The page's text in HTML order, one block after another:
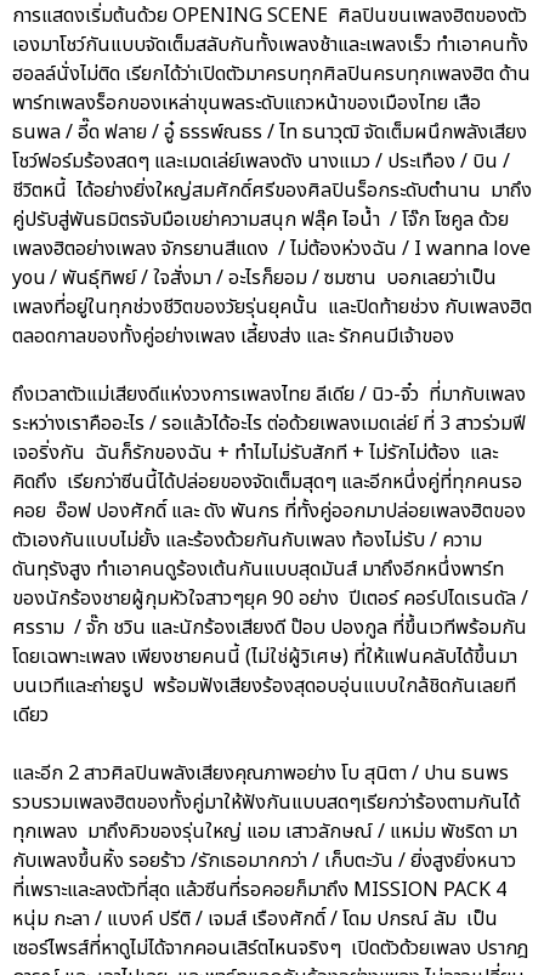
การแสดงเริ่มต้นด้วย OPENING SCENE ศิลปินขนเพลงฮิตของตัว
เองมาโชว์กันแบบจัดเต็มสลับกันทั้งเพลงช้าและเพลงเร็ว ทำเอาคนทั้ง
ฮอลล์นั่งไม่ติด เรียกได้ว่าเปิดตัวมาครบทุกศิลปินครบทุกเพลงฮิต ด้าน
พาร์ทเพลงร็อกของเหล่าขุนพลระดับแถวหน้าของเมืองไทย เสือ
ธนพล / อี๊ด ฟลาย / อู๋ ธรรพ์ณธร / ไท ธนาวุฒิ จัดเต็มผนึกพลังเสียง
โชว์ฟอร์มร้องสดๆ และเมดเล่ย์เพลงดัง นางแมว / ประเทือง / บิน /
ชีวิตหนี้ ได้อย่างยิ่งใหญ่สมศักดิ์ศรีของศิลปินร็อกระดับตำนาน มาถึง
คู่ปรับสู่พันธมิตรจับมือเขย่าความสนุก ฟลุ๊ค ไอน้ำ / โจ๊ก โซคูล ด้วย
เพลงฮิตอย่างเพลง จักรยานสีแดง / ไม่ต้องห่วงฉัน / I wanna love
you / พันธุ์ทิพย์ / ใจสั่งมา / อะไรก็ยอม / ซมซาน บอกเลยว่าเป็น
เพลงที่อยู่ในทุกช่วงชีวิตของวัยรุ่นยุคนั้น และปิดท้ายช่วง กับเพลงฮิต
ตลอดกาลของทั้งคู่อย่างเพลง เลี้ยงส่ง และ รักคนมีเจ้าของ
ถึงเวลาตัวแม่เสียงดีแห่งวงการเพลงไทย ลีเดีย / นิว-จิ๋ว ที่มากับเพลง
ระหว่างเราคืออะไร / รอแล้วได้อะไร ต่อด้วยเพลงเมดเล่ย์ ที่ 3 สาวร่วมฟี
เจอริ่งกัน ฉันก็รักของฉัน + ทำไมไม่รับสักที + ไม่รักไม่ต้อง และ
คิดถึง เรียกว่าซีนนี้ได้ปล่อยของจัดเต็มสุดๆ และอีกหนึ่งคู่ที่ทุกคนรอ
คอย อ๊อฟ ปองศักดิ์ และ ดัง พันกร ที่ทั้งคู่ออกมาปล่อยเพลงฮิตของ
ตัวเองกันแบบไม่ยั้ง และร้องด้วยกันกับเพลง ท้องไม่รับ / ความ
ดันทุรังสูง ทำเอาคนดูร้องเต้นกันแบบสุดมันส์ มาถึงอีกหนึ่งพาร์ท
ของนักร้องชายผู้กุมหัวใจสาวๆยุค 90 อย่าง ปีเตอร์ คอร์ปไดเรนดัล /
ศรราม / จั๊ก ชวิน และนักร้องเสียงดี ป๊อบ ปองกูล ที่ขึ้นเวทีพร้อมกัน
โดยเฉพาะเพลง เพียงชายคนนี้ (ไม่ใช่ผู้วิเศษ) ที่ให้แฟนคลับได้ขึ้นมา
บนเวทีและถ่ายรูป พร้อมฟังเสียงร้องสุดอบอุ่นแบบใกล้ชิดกันเลยที
เดียว
และอีก 2 สาวศิลปินพลังเสียงคุณภาพอย่าง โบ สุนิตา / ปาน ธนพร
รวบรวมเพลงฮิตของทั้งคู่มาให้ฟังกันแบบสดๆเรียกว่าร้องตามกันได้
ทุกเพลง มาถึงคิวของรุ่นใหญ่ แอม เสาวลักษณ์ / แหม่ม พัชริดา มา
กับเพลงขึ้นหิ้ง รอยร้าว /รักเธอมากกว่า / เก็บตะวัน / ยิ่งสูงยิ่งหนาว
ที่เพราะและลงตัวที่สุด แล้วซีนที่รอคอยก็มาถึง MISSION PACK 4
หนุ่ม กะลา / แบงค์ ปรีติ / เจมส์ เรืองศักดิ์ / โดม ปกรณ์ ลัม เป็น
เซอร์ไพรส์ที่หาดูไม่ได้จากคอนเสิร์ตไหนจริงๆ เปิดตัวด้วยเพลง ปรากฎ